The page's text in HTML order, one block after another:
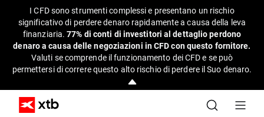
I CFD sono strumenti complessi e presentano un rischio
significativo di perdere denaro rapidamente a causa della leva
finanziaria.77% di conti di investitori al dettaglio perdono
denaro a causa delle negoziazioni in CFD con questo fornitore.
Valuti se comprende il funzionamento dei CFD e se può
permettersi di correre questo alto rischio di perdere il Suo denaro.